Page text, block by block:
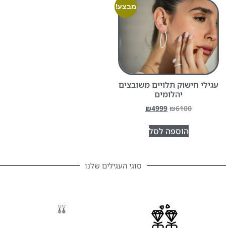
מבצע!
עגילי חישוק תלויים משובצים
יהלומים
₪6100
₪4999
הוספה לסל
סוגי העגילים שלנו